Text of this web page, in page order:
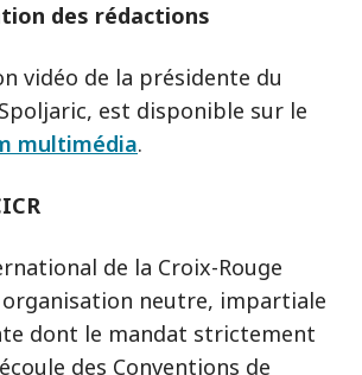
des rédactions
vidéo de la présidente du
est disponible sur le
multimédia.
de la Croix-Rouge
organisation neutre, impartiale
dont le mandat strictement
des Conventions de